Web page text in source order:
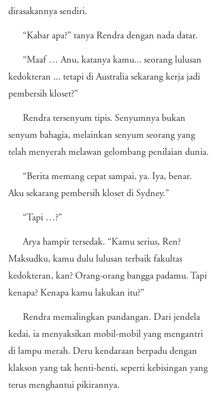
dirasakannya sendiri.
“Kabar apa?” tanya Rendra dengan nada datar.
“Maaf … Anu, katanya kamu... seorang lulusan
kedokteran ... tetapi di Australia sekarang kerja jadi
pembersih kloset?”
Rendra tersenyum tipis. Senyumnya bukan
senyum bahagia, melainkan senyum seorang yang
telah menyerah melawan gelombang penilaian dunia.
“Berita memang cepat sampai, ya. Iya, benar.
Aku sekarang pembersih kloset di Sydney.”
“Tapi …?”
Arya hampir tersedak. “Kamu serius, Ren?
Maksudku, kamu dulu lulusan terbaik fakultas
kedokteran, kan? Orang-orang bangga padamu. Tapi
kenapa? Kenapa kamu lakukan itu?”
Rendra memalingkan pandangan. Dari jendela
kedai, ia menyaksikan mobil-mobil yang mengantri
di lampu merah. Deru kendaraan berpadu dengan
klakson yang tak henti-henti, seperti kebisingan yang
terus menghantui pikirannya.